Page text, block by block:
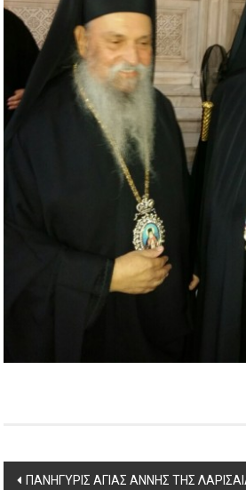
Post
ΠΑΝΗΓΥΡΙΣ ΑΓΙΑΣ ΑΝΝΗΣ ΤΗΣ